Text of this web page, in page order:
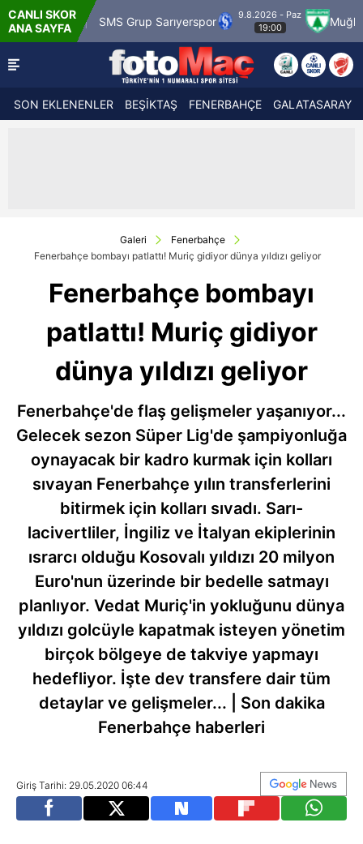
CANLI SKOR
ANA SAYFA
SMS Grup Sarıyerspor
9.8.2026 - Paz
19:00
Muğlaspor
SON EKLENENLER BEŞİKTAŞ FENERBAHÇE GALATASARAY
Galeri
Fenerbahçe
Fenerbahçe bombayı patlattı! Muriç gidiyor dünya yıldızı geliyor
Fenerbahçe bombayı
patlattı! Muriç gidiyor
dünya yıldızı geliyor
Fenerbahçe'de flaş gelişmeler yaşanıyor...
Gelecek sezon Süper Lig'de şampiyonluğa
oynayacak bir kadro kurmak için kolları
sıvayan Fenerbahçe yılın transferlerini
bitirmek için kolları sıvadı. Sarı-
lacivertliler, İngiliz ve İtalyan ekiplerinin
ısrarcı olduğu Kosovalı yıldızı 20 milyon
Euro'nun üzerinde bir bedelle satmayı
planlıyor. Vedat Muriç'in yokluğunu dünya
yıldızı golcüyle kapatmak isteyen yönetim
birçok bölgeye de takviye yapmayı
hedefliyor. İşte dev transfere dair tüm
detaylar ve gelişmeler... | Son dakika
Fenerbahçe haberleri
Giriş Tarihi: 29.05.2020 06:44